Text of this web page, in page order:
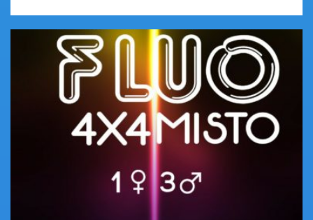
Tornei